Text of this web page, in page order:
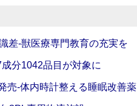
差‐獣医療専門教育の充実を
分1042品目が対象に
売‐体内時計整える睡眠改善薬